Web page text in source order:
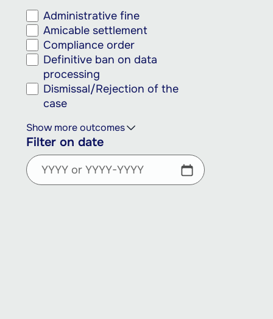
Administrative fine
Amicable settlement
Compliance order
Definitive ban on data
processing
Dismissal/Rejection of the
case
Show more outcomes
Filter on date